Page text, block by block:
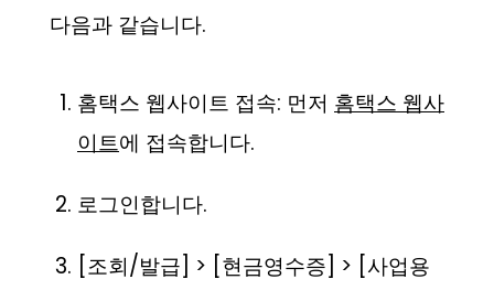
다음과 같습니다.
홈택스 웹사이트 접속: 먼저 홈택스 웹사
이트에 접속합니다.
로그인합니다.
[조회/발급] > [현금영수증] > [사업용